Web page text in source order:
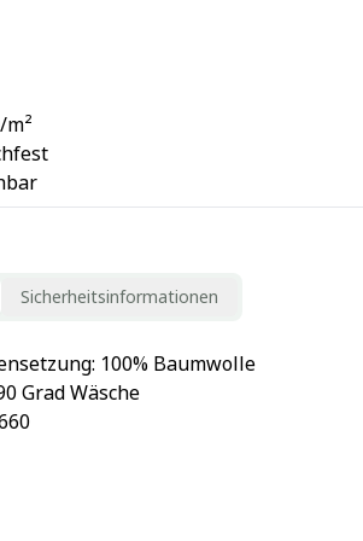
m²
Sicherheitsinformationen
: 100% Baumwolle
Grad Wäsche